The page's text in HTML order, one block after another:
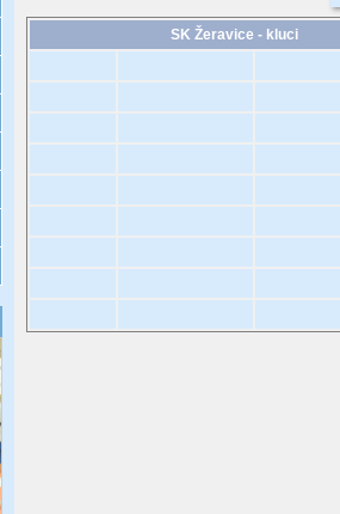
SK Žeravice - kluci